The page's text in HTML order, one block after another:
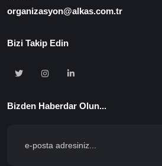
organizasyon@alkas.com.tr
Bizi Takip Edin
Bizden Haberdar Olun...